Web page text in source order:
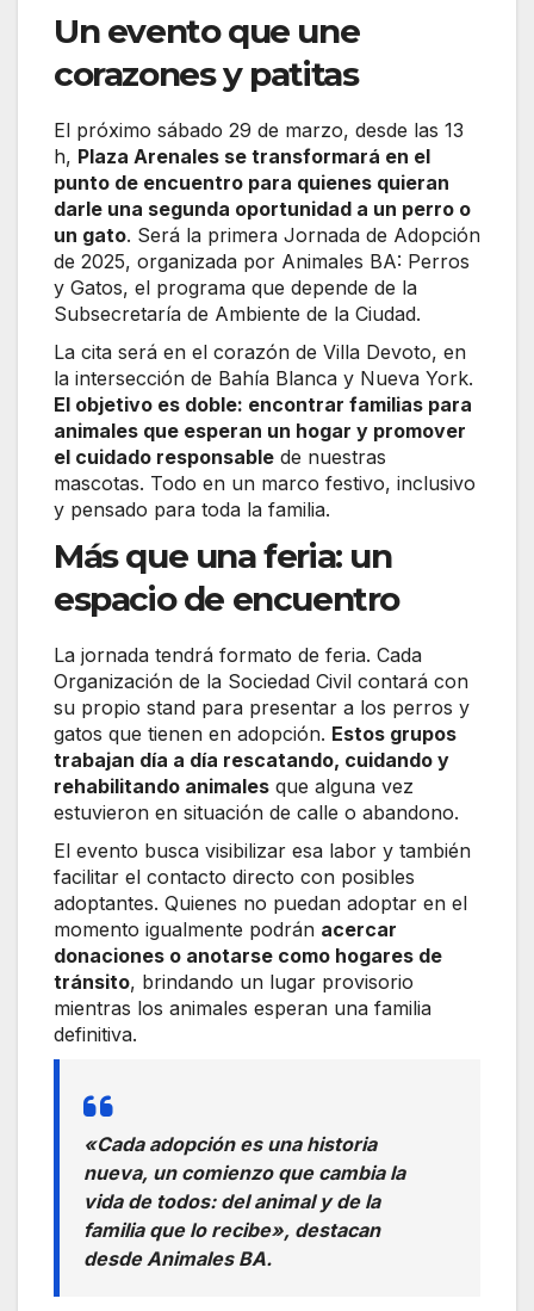
Un evento que une
corazones y patitas
El próximo sábado 29 de marzo, desde las 13
h, Plaza Arenales se transformará en el
punto de encuentro para quienes quieran
darle una segunda oportunidad a un perro o
un gato. Será la primera Jornada de Adopción
de 2025, organizada por Animales BA: Perros
y Gatos, el programa que depende de la
Subsecretaría de Ambiente de la Ciudad.
La cita será en el corazón de Villa Devoto, en
la intersección de Bahía Blanca y Nueva York.
El objetivo es doble: encontrar familias para
animales que esperan un hogar y promover
el cuidado responsable de nuestras
mascotas. Todo en un marco festivo, inclusivo
y pensado para toda la familia.
Más que una feria: un
espacio de encuentro
La jornada tendrá formato de feria. Cada
Organización de la Sociedad Civil contará con
su propio stand para presentar a los perros y
gatos que tienen en adopción. Estos grupos
trabajan día a día rescatando, cuidando y
rehabilitando animales que alguna vez
estuvieron en situación de calle o abandono.
El evento busca visibilizar esa labor y también
facilitar el contacto directo con posibles
adoptantes. Quienes no puedan adoptar en el
momento igualmente podrán acercar
donaciones o anotarse como hogares de
tránsito, brindando un lugar provisorio
mientras los animales esperan una familia
definitiva.
«Cada adopción es una historia
nueva, un comienzo que cambia la
vida de todos: del animal y de la
familia que lo recibe», destacan
desde Animales BA.